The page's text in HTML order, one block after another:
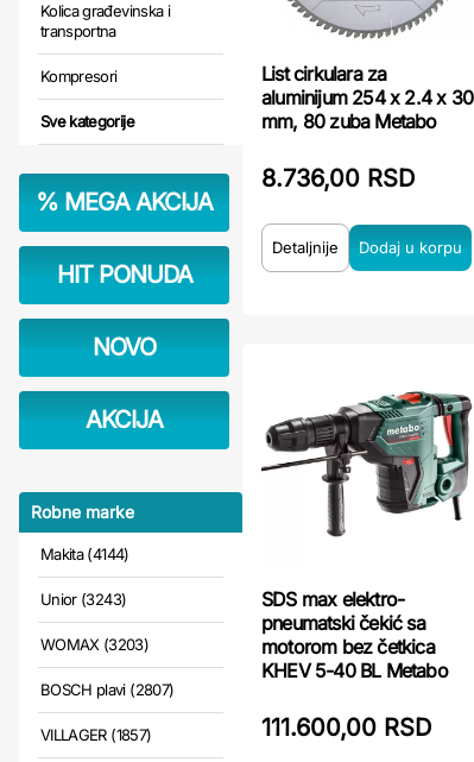
Kolica građevinska i
transportna
Kompresori
Sve kategorije
% MEGA AKCIJA
HIT PONUDA
NOVO
AKCIJA
Robne marke
Makita (4144)
Unior (3243)
WOMAX (3203)
BOSCH plavi (2807)
VILLAGER (1857)
List cirkulara za
aluminijum 254 x 2.4 x 30
mm, 80 zuba Metabo
8.736,00 RSD
Detaljnije
SDS max elektro-
pneumatski čekić sa
motorom bez četkica
KHEV 5-40 BL Metabo
111.600,00 RSD